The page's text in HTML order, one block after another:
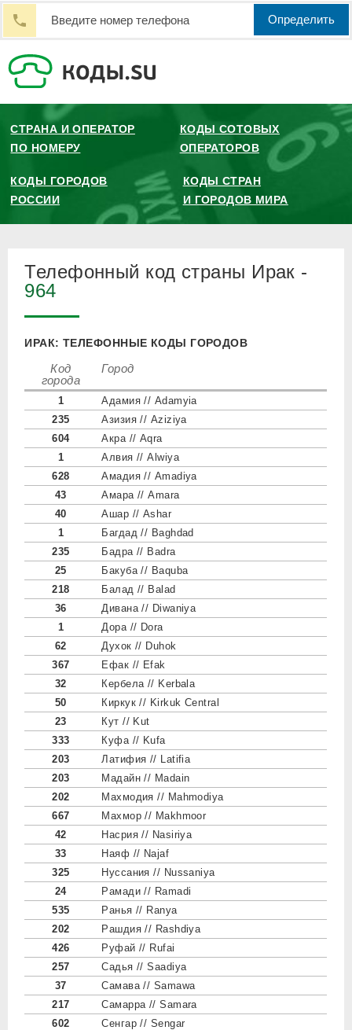
Определить
СТРАНА И ОПЕРАТОР
ПО НОМЕРУ
КОДЫ СОТОВЫХ
ОПЕРАТОРОВ
КОДЫ ГОРОДОВ
РОССИИ
КОДЫ СТРАН
И ГОРОДОВ МИРА
Телефонный код страны Ирак -
964
ИРАК: ТЕЛЕФОННЫЕ КОДЫ ГОРОДОВ
Код
города
Город
1
Адамия // Adamyia
235
Азизия // Aziziya
604
Акра // Aqra
1
Алвия // Alwiya
628
Амадия // Amadiya
43
Амара // Amara
40
Ашар // Ashar
1
Багдад // Baghdad
235
Бадра // Badra
25
Бакуба // Baquba
218
Балад // Balad
36
Дивана // Diwaniya
1
Дора // Dora
62
Духок // Duhok
367
Ефак // Efak
32
Кербела // Kerbala
50
Киркук // Kirkuk Central
23
Кут // Kut
333
Куфа // Kufa
203
Латифия // Latifia
203
Мадайн // Madain
202
Махмoдия // Mahmodiya
667
Махмoр // Makhmoor
42
Насрия // Nasiriya
33
Наяф // Najaf
325
Нуссания // Nussaniya
24
Рамади // Ramadi
535
Ранья // Ranya
202
Рашдия // Rashdiya
426
Руфай // Rufai
257
Садья // Saadiya
37
Самава // Samawa
217
Самарра // Samara
602
Сенгар // Sengar